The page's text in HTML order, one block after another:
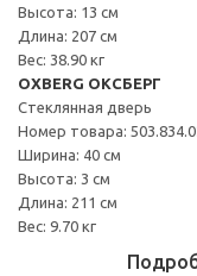
Высота: 13 см
Длина: 207 см
Вес: 38.90 кг
OXBERG ОКСБЕРГ
Стеклянная дверь
Номер товара:
Ширина: 40 см
Высота: 3 см
Длина: 211 см
Вес: 9.70 кг